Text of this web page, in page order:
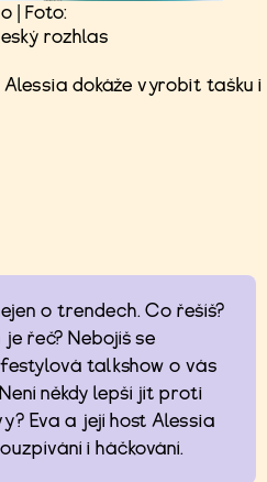
| Foto:
rozhlas
Alessia dokáže vyrobit tašku i
o trendech. Co řešíš?
řeč? Nebojíš se
talkshow o vás
někdy lepší jít proti
Eva a její host Alessia
i háčkování.